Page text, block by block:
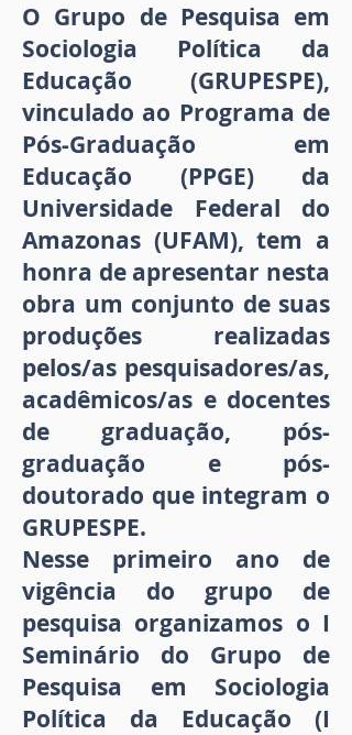
O Grupo de Pesquisa em
Sociologia Política da
Educação (GRUPESPE),
vinculado ao Programa de
Pós-Graduação em
Educação (PPGE) da
Universidade Federal do
Amazonas (UFAM), tem a
honra de apresentar nesta
obra um conjunto de suas
produções realizadas
pelos/as pesquisadores/as,
acadêmicos/as e docentes
de graduação, pós-
graduação e pós-
doutorado que integram o
GRUPESPE.
Nesse primeiro ano de
vigência do grupo de
pesquisa organizamos o I
Seminário do Grupo de
Pesquisa em Sociologia
Política da Educação (I